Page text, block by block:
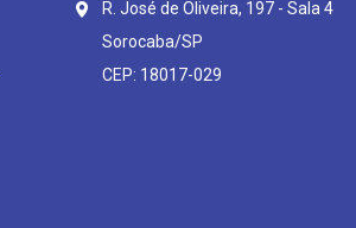
R. José de Oliveira, 197 - Sala 4
Sorocaba/SP
CEP: 18017-029